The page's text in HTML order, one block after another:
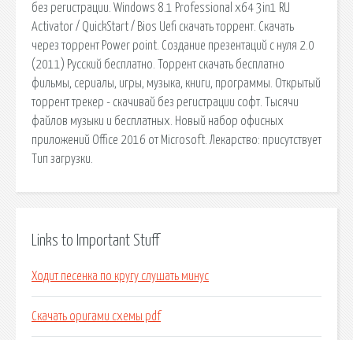
без регистрации. Windows 8.1 Professional x64 3in1 RU
Activator / QuickStart / Bios Uefi скачать торрент. Скачать
через торрент Power point. Создание презентаций с нуля 2.0
(2011) Русский бесплатно. Торрент скачать бесплатно
фильмы, сериалы, игры, музыка, книги, программы. Открытый
торрент трекер - скачивай без регистрации софт. Тысячи
файлов музыки и бесплатных. Новый набор офисных
приложений Office 2016 от Microsoft. Лекарство: присутствует
Тип загрузки.
Links to Important Stuff
Ходит песенка по кругу слушать минус
Скачать оригами схемы pdf